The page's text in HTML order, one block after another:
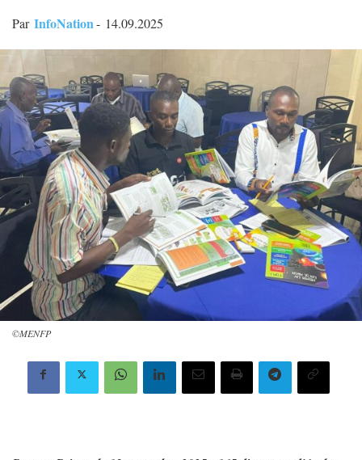
Par InfoNation- 14.09.2025
©️MENFP